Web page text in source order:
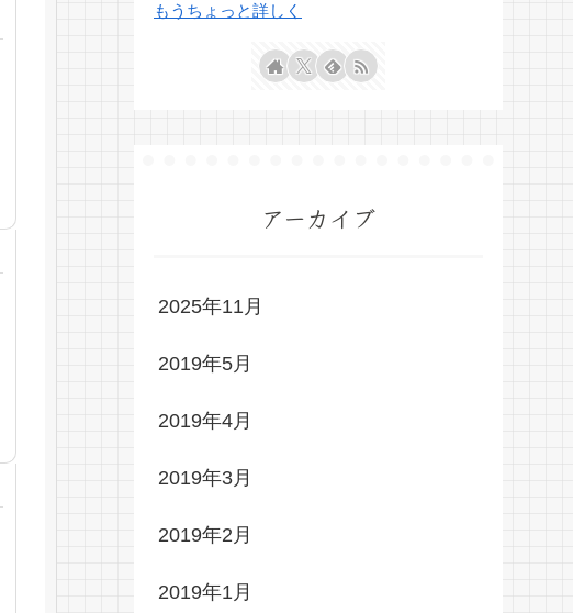
もうちょっと詳しく
アーカイブ
2025年11月
2019年5月
2019年4月
2019年3月
2019年2月
2019年1月